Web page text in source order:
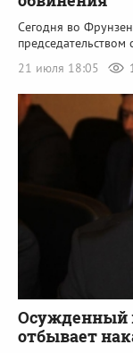
Сегодня во
председательством
21 июля 18:05
Осужденный
отбывает